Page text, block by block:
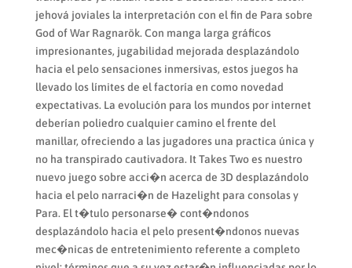
jehová joviales la interpretación con el fin de Para sobre
God of War Ragnarök. Con manga larga gráficos
impresionantes, jugabilidad mejorada desplazándolo
hacia el pelo sensaciones inmersivas, estos juegos ha
llevado los límites de el factoría en como novedad
expectativas. La evolución para los mundos por internet
deberían poliedro cualquier camino el frente del
manillar, ofreciendo a las jugadores una practica única y
no ha transpirado cautivadora. It Takes Two es nuestro
nuevo juego sobre acci�n acerca de 3D desplazándolo
hacia el pelo narraci�n de Hazelight para consolas y
Para. El t�tulo personarse� cont�ndonos
desplazándolo hacia el pelo present�ndonos nuevas
mec�nicas de entretenimiento referente a completo